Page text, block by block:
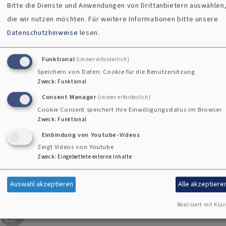
meine Weiterbildung zur Systemischen Supervisorin, für die
ich ebenfalls viel Zeit und Kraft brauche."
Nach langen Überlegungen beendet sie deshalb schweren
Herzens ihren Dienst in der Pfarrei. "Ich möchte wieder
mehr Zeit und Kraft für meine Familie haben und auch
meiner Weiterbildung den Raum geben, den sie braucht."
Mit einem großen Dankeschön an alle, die sie in dieser Zeit
begleitet und unterstützt haben, verabschiedet sie sich im
Sommer aus der Pfarrei. Alles Gute und Gottes Segen!
Bitte die Dienste und Anwendungen von Drittanbietern
die wir nutzen möchten.Für weitere Informationen bitte unsere
Datenschutzhinweise lesen.
Funktional (immer erforderlich)
Speichern von Daten: Cookie für die Benutzersitzung
Zweck: Funktional
Consent Manager (immer erforderlich)
Cookie Consent speichert Ihre Einwilligungsstatus im Browser
Zweck: Funktional
Einbindung von Youtube-Videos
Zeigt Videos von Youtube
Zweck: Eingebettete externe Inhalte
Auswahl akzeptieren Alle
Realisiert mit